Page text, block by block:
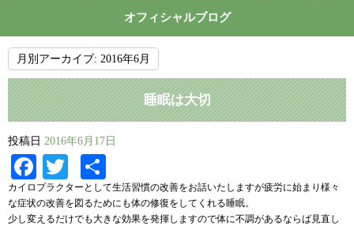
オフィシャルブログ
月別アーカイブ: 2016年6月
睡眠は大切
投稿日 2016年6月17日
Facebook
Twitter
有
カイロプラクターとして生活習慣の改善をお話いたしますが疲労に始まり様々
な症状の改善を図るためにも体の修復をしてくれる睡眠。
少し変えるだけでも大きな効果を発揮しますので体に不調があるならば見直し